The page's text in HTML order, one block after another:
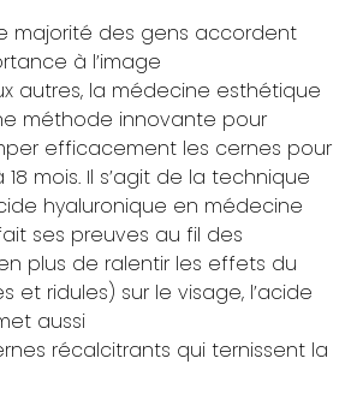
majorité des gens accordent
à l’image
autres, la médecine esthétique
méthode innovante pour
efficacement les cernes pour
mois. Il s’agit de la technique
hyaluronique en médecine
ses preuves au fil des
plus de ralentir les effets du
et ridules) sur le visage, l’acide
aussi
récalcitrants qui ternissent la